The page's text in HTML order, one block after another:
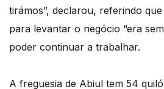
tirámos”, declarou, referindo
para levantar o negócio “era
poder continuar a trabalhar.
A freguesia de Abiul tem 54